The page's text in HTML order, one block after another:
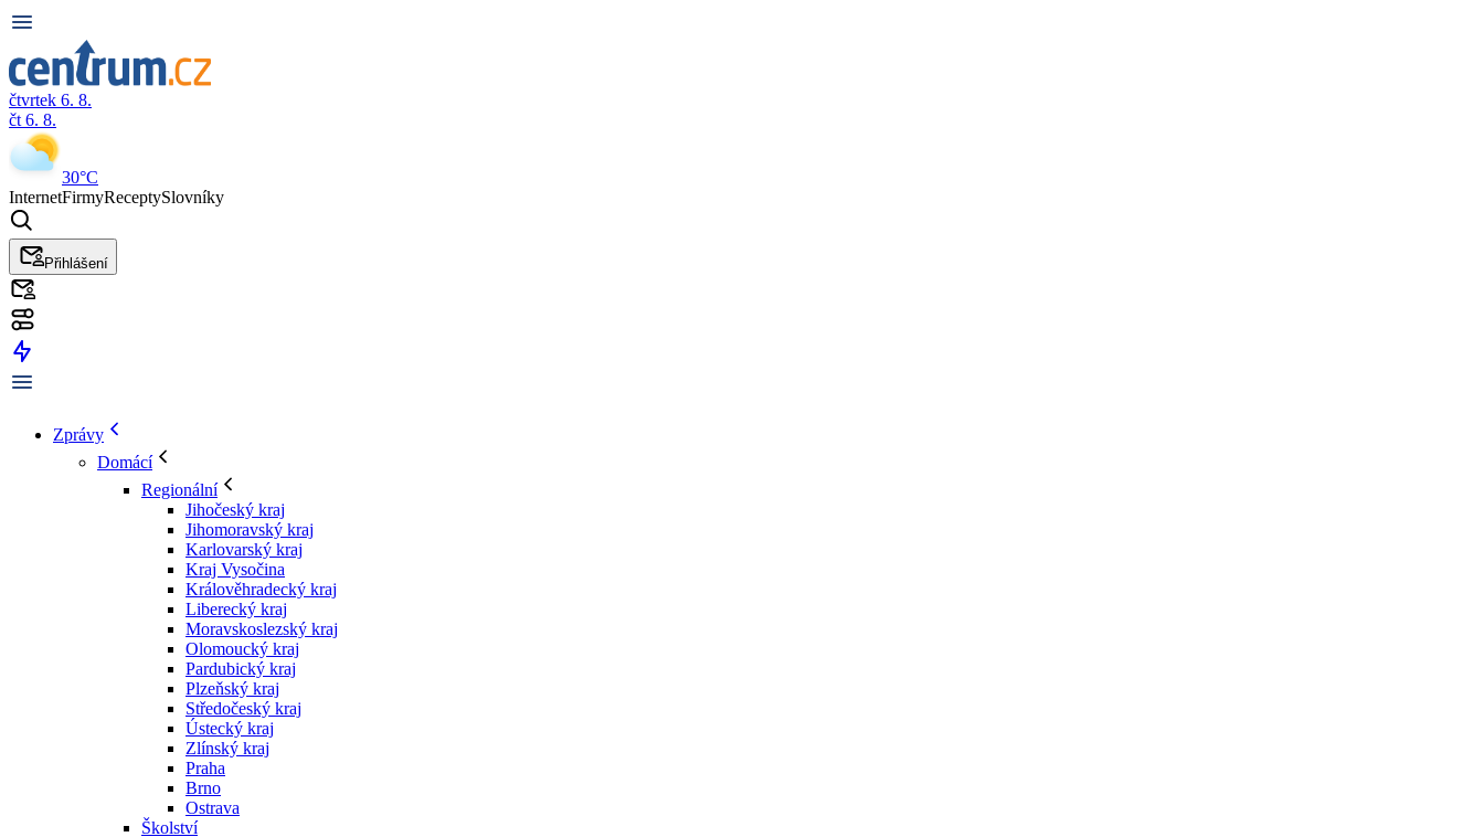
čtvrtek 6. 8.
čt 6. 8.
30°C
InternetFirmyReceptySlovníky
Přihlášení
Zprávy
Domácí
Regionální
Jihočeský kraj
Jihomoravský kraj
Karlovarský kraj
Kraj Vysočina
Králověhradecký kraj
Liberecký kraj
Moravskoslezský kraj
Olomoucký kraj
Pardubický kraj
Plzeňský kraj
Středočeský kraj
Ústecký kraj
Zlínský kraj
Praha
Brno
Ostrava
Školství